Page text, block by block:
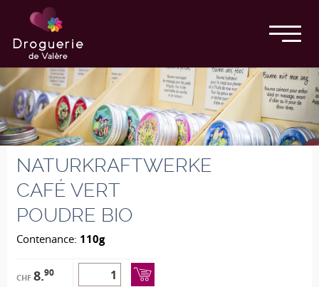
NATURKRAFTWERKE
CAFÉ VERT
POUDRE BIO
Contenance: 110g
CHF 8.90